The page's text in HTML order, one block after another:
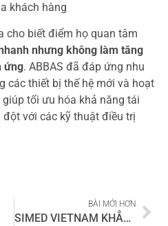
khách hàng
cho biết điểm họ quan tâm
nhưng không làm tăng
ứng. ABBAS đã đáp ứng nhu
các thiết bị thế hệ mới và hoạt
tối ưu hóa khả năng tái
với các kỹ thuật điều trị
BÀI MỚI HƠN
SIMED VIETNAM KHẲNG ĐỊNH ĐẲNG CẤP TẠI BEAUTY SUMMIT VỚI GIAN HÀNG KIM CƯƠNG